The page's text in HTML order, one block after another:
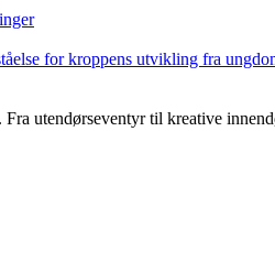
for kroppens utvikling fra
utendørseventyr til kreative